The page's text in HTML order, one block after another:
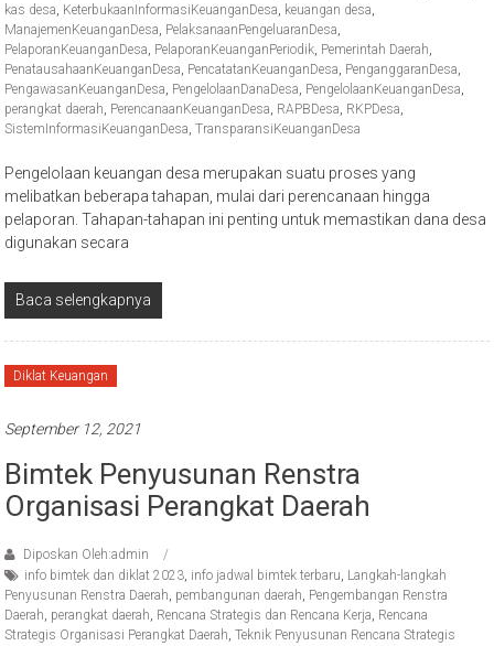
kas desa, KeterbukaanInformasiKeuanganDesa, keuangan desa,
ManajemenKeuanganDesa, PelaksanaanPengeluaranDesa,
PelaporanKeuanganDesa, PelaporanKeuanganPeriodik, Pemerintah Daerah,
PenatausahaanKeuanganDesa, PencatatanKeuanganDesa, PenganggaranDesa,
PengawasanKeuanganDesa, PengelolaanDanaDesa, PengelolaanKeuanganDesa,
perangkat daerah, PerencanaanKeuanganDesa, RAPBDesa, RKPDesa,
SistemInformasiKeuanganDesa,TransparansiKeuanganDesa
Pengelolaan keuangan desa merupakan suatu proses yang
melibatkan beberapa tahapan, mulai dari perencanaan hingga
pelaporan. Tahapan-tahapan ini penting untuk memastikan dana desa
digunakan secara
Baca selengkapnya
Diklat Keuangan
September 12, 2021
Bimtek Penyusunan Renstra
Organisasi Perangkat Daerah
Diposkan Oleh:admin
info bimtek dan diklat 2023, info jadwal bimtek terbaru, Langkah-langkah
Penyusunan Renstra Daerah, pembangunan daerah, Pengembangan Renstra
Daerah, perangkat daerah, Rencana Strategis dan Rencana Kerja, Rencana
Strategis Organisasi Perangkat Daerah,Teknik Penyusunan Rencana Strategis